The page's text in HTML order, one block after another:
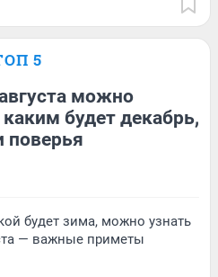
5
можно
будет декабрь,
поверья
будет зима, можно узнать
— важные приметы